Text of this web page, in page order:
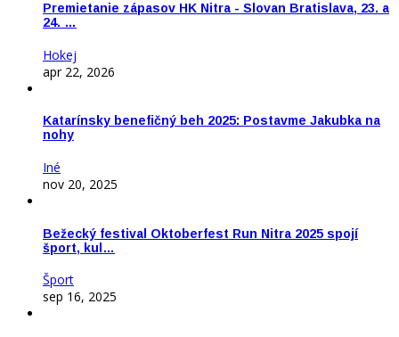
Premietanie zápasov HK Nitra - Slovan Bratislava, 23. a
24. …
Hokej
apr 22, 2026
Katarínsky benefičný beh 2025: Postavme Jakubka na
nohy
Iné
nov 20, 2025
Bežecký festival Oktoberfest Run Nitra 2025 spojí
šport, kul…
Šport
sep 16, 2025